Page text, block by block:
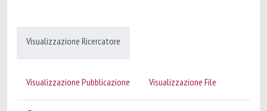
Visualizzazione Ricercatore
Visualizzazione Pubblicazione Visualizzazione File